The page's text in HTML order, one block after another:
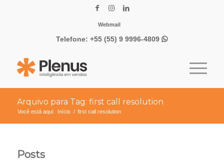
Webmail
Telefone:+55 (55) 9 9996-4809
Arquivo para Tag: first call resolution
Você está aqui: Início / first call resolution
Posts